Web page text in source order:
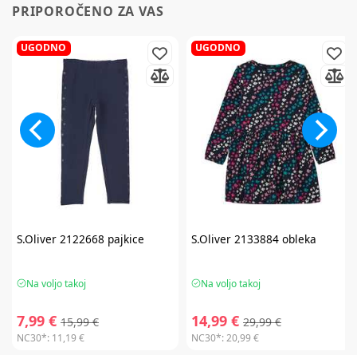
PRIPOROČENO ZA VAS
UGODNO
S.Oliver2122668 pajkice
Na voljo takoj
7,99 € 15,99 €
NC30*: 11,19 €
UGODNO
S.Oliver2133884 obleka
Na voljo takoj
14,99 € 29,99 €
NC30*:20,99 €